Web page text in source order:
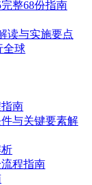
整68份指南
读与实施要点
全球
南
与关键要素解
程指南